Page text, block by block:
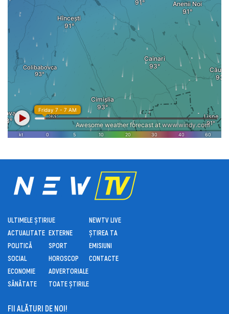
ULTIMELE ȘTIRI
ACTUALITATE
POLITICĂ
SOCIAL
ECONOMIE
SĂNĂTATE
UE
EXTERNE
SPORT
HOROSCOP
ADVERTORIALE
TOATE ȘTIRILE
NEWTV LIVE
ȘTIREA TA
EMISIUNI
CONTACTE
FII ALĂTURI DE NOI!